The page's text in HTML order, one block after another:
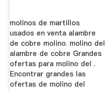
molinos de martillos
usados en venta alambre
de cobre molino. molino del
alambre de cobre Grandes
ofertas para molino del .
Encontrar grandes las
ofertas de molino del